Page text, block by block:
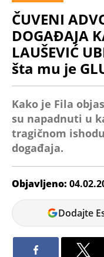
ČUVENI
DOGAĐAJA
LAUŠEVIĆ
šta mu je
Kako je Fila
su napadnuti u
tragičnom
događaja.
Objavljeno:
Ivana
RadivojevićDodajte